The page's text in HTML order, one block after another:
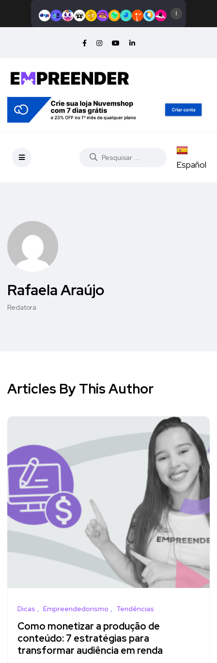
Español
Rafaela Araújo
Redatora
Articles By This Author
Dicas Empreendedorismo Tendências
Como monetizar a produção de
conteúdo: 7 estratégias para
transformar audiência em renda